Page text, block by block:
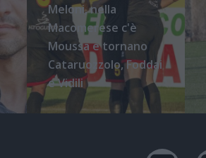
Meloni, nella
Macomerese c'è
Moussa e tornano
Cataruozzolo, Foddai
e Vidili